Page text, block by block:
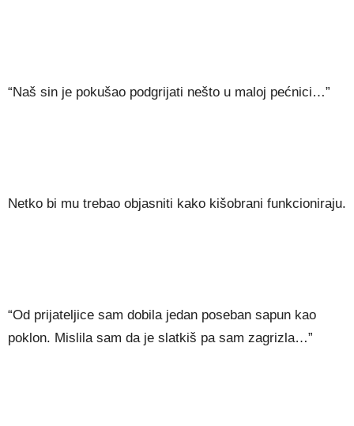
“Naš sin je pokušao podgrijati nešto u maloj pećnici…”
Netko bi mu trebao objasniti kako kišobrani funkcioniraju.
“Od prijateljice sam dobila jedan poseban sapun kao
poklon. Mislila sam da je slatkiš pa sam zagrizla…”